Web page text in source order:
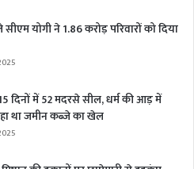
योगी ने 1.86 करोड़ परिवारों को दिया
दिनों में 52 मदरसे सील, धर्म की आड़ में
था जमीन कब्जे का खेल